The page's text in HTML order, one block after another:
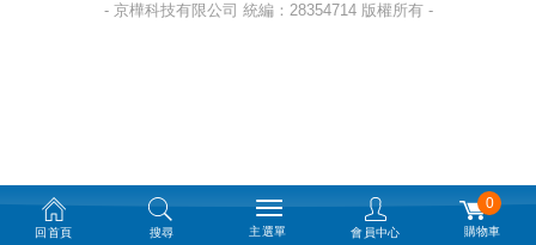
- 京樺科技有限公司 統編：28354714 版權所有 -
回首頁 搜尋 主選單 會員中心
0
購物車